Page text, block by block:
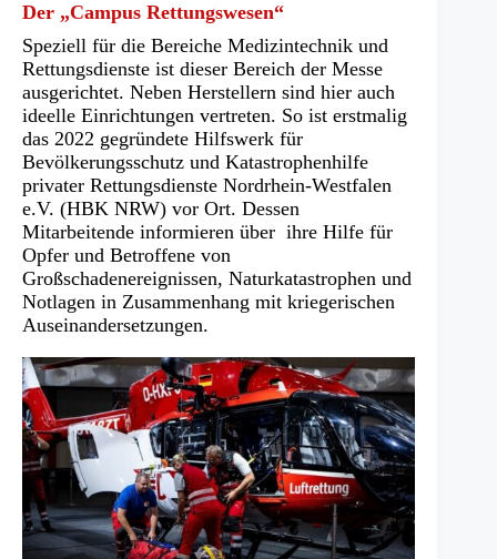
Der „Campus Rettungswesen“
Speziell für die Bereiche Medizintechnik und
Rettungsdienste ist dieser Bereich der Messe
ausgerichtet. Neben Herstellern sind hier auch
ideelle Einrichtungen vertreten. So ist erstmalig
das 2022 gegründete Hilfswerk für
Bevölkerungsschutz und Katastrophenhilfe
privater Rettungsdienste Nordrhein-Westfalen
e.V. (HBK NRW) vor Ort. Dessen
Mitarbeitende informieren über ihre Hilfe für
Opfer und Betroffene von
Großschadenereignissen, Naturkatastrophen und
Notlagen in Zusammenhang mit kriegerischen
Auseinandersetzungen.